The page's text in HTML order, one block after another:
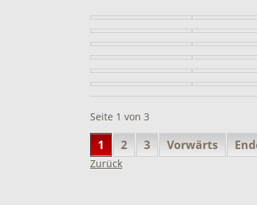
Seite 1 von 3
1 2 3 Vorwärts
Zurück